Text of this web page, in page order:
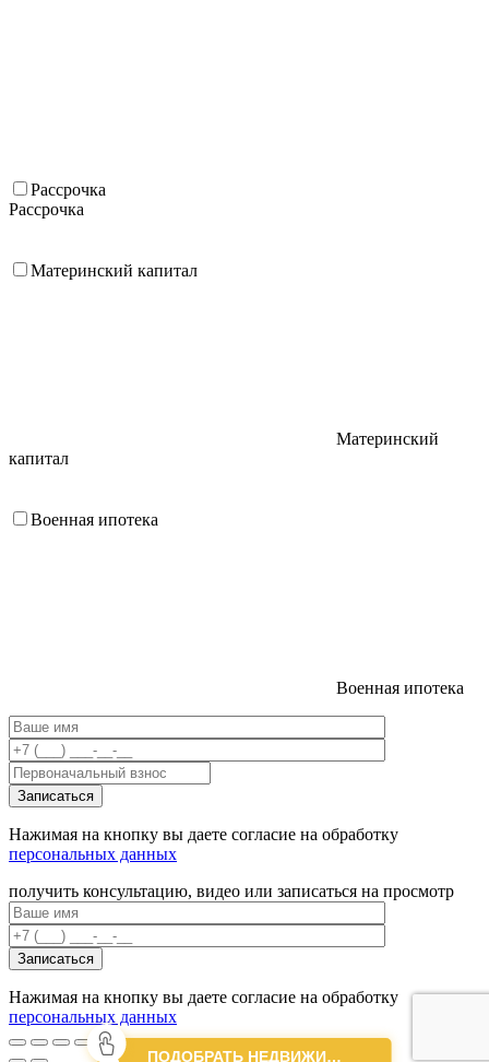
Рассрочка
Рассрочка
Материнский капитал
Материнский
капитал
Военная ипотека
Военная ипотека
Нажимая на кнопку вы даете согласие на обработку
персональных данных
получить консультацию, видео или записаться на просмотр
Нажимая на кнопку вы даете согласие на обработку
персональных данных
ПОДОБРАТЬ НЕДВИЖИМОСТЬ